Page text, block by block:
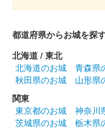
都道府県からお城を探
北海道 / 東北
北海道のお城
青森県
秋田県のお城
山形県
関東
東京都のお城
神奈川
茨城県のお城
栃木県